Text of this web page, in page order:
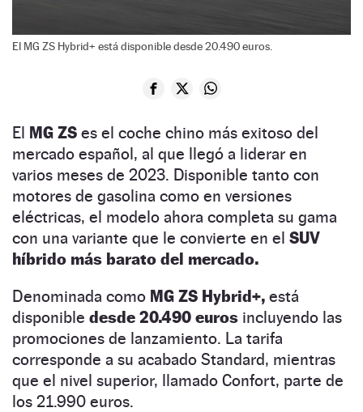
El MG ZS Hybrid+ está disponible desde 20.490 euros.
El MG ZS es el coche chino más exitoso del
mercado español, al que llegó a liderar en
varios meses de 2023. Disponible tanto con
motores de gasolina como en versiones
eléctricas, el modelo ahora completa su gama
con una variante que le convierte en el SUV
híbrido más barato del mercado.
Denominada como MG ZS Hybrid+, está
disponible desde 20.490 euros incluyendo las
promociones de lanzamiento. La tarifa
corresponde a su acabado Standard, mientras
que el nivel superior, llamado Confort, parte de
los 21.990 euros.